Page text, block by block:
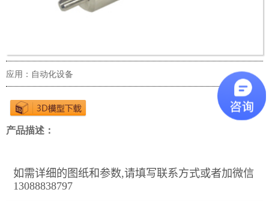
应用：自动化设备
产品描述：